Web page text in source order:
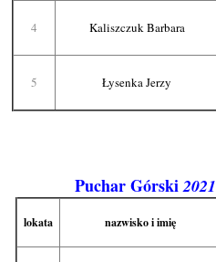
4 Kaliszczuk Barbara
5 Łysenka Jerzy
Puchar Górski2021
lokata nazwisko i imię